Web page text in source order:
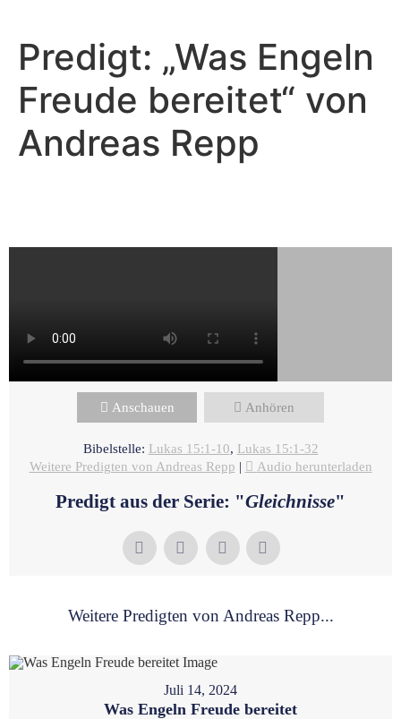
Predigt: „Was Engeln
Freude bereitet“ von
Andreas Repp
Anschauen Anhören
Bibelstelle: Lukas 15:1-10, Lukas 15:1-32
Weitere Predigten von Andreas Repp | Audio herunterladen
Predigt aus der Serie: "Gleichnisse"
Weitere Predigten von Andreas Repp...
Juli 14, 2024
Was Engeln Freude bereitet